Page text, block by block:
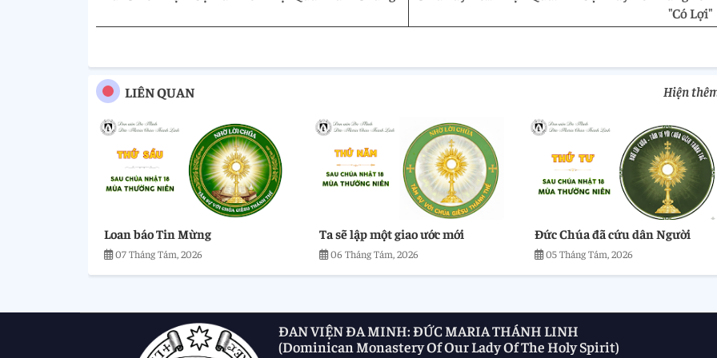
"Có Lợi"
LIÊN QUAN Hiện
Loan báo Tin Mừng
07 Tháng Tám, 2026
Ta sẽ lập một giao ước mới
06 Tháng Tám, 2026
Đức Chúa đã cứu dân Người
05 Tháng Tám, 2026
ĐAN VIỆN ĐA MINH: ĐỨC MARIA THÁNH LINH
(Dominican Monastery Of Our Lady Of The Holy Spirit)